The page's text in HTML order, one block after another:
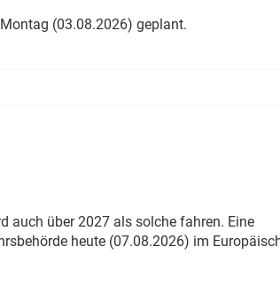
(03.08.2026) geplant.
auch über 2027 als solche fahren. Eine
heute (07.08.2026) im